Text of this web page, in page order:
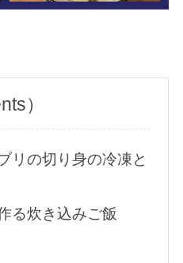
）
リの切り身の冷凍と
る炊き込みご飯